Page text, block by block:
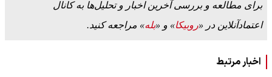
برای مطالعه و بررسی آخرین اخبار و تحلیل‌ها به کانال
اعتمادآنلاین در «روبیکا» و «بله» مراجعه کنید.
اخبار مرتبط